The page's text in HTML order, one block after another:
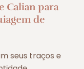
Calian para
de
seus traços e